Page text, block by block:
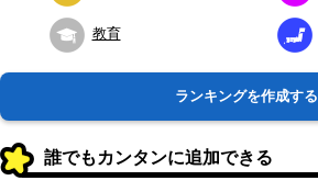
教育
ランキングを作成する
誰でもカンタンに追加できる